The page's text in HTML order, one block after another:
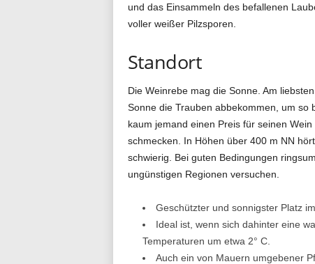
und das Einsammeln des befallenen
voller weißer Pilzsporen.
Standort
Die Weinrebe mag die Sonne. Am
Sonne die Trauben abbekommen, um so
kaum jemand einen Preis für seinen
schmecken. In Höhen über 400 m NN
schwierig. Bei guten Bedingungen
ungünstigen Regionen versuchen.
Geschützter und sonnigster Platz
Ideal ist, wenn sich dahinter eine
Temperaturen um etwa 2° C.
Auch ein von Mauern umgebener